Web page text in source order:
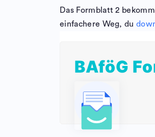
Das Formblatt 2
einfachere Weg, du
BAföG